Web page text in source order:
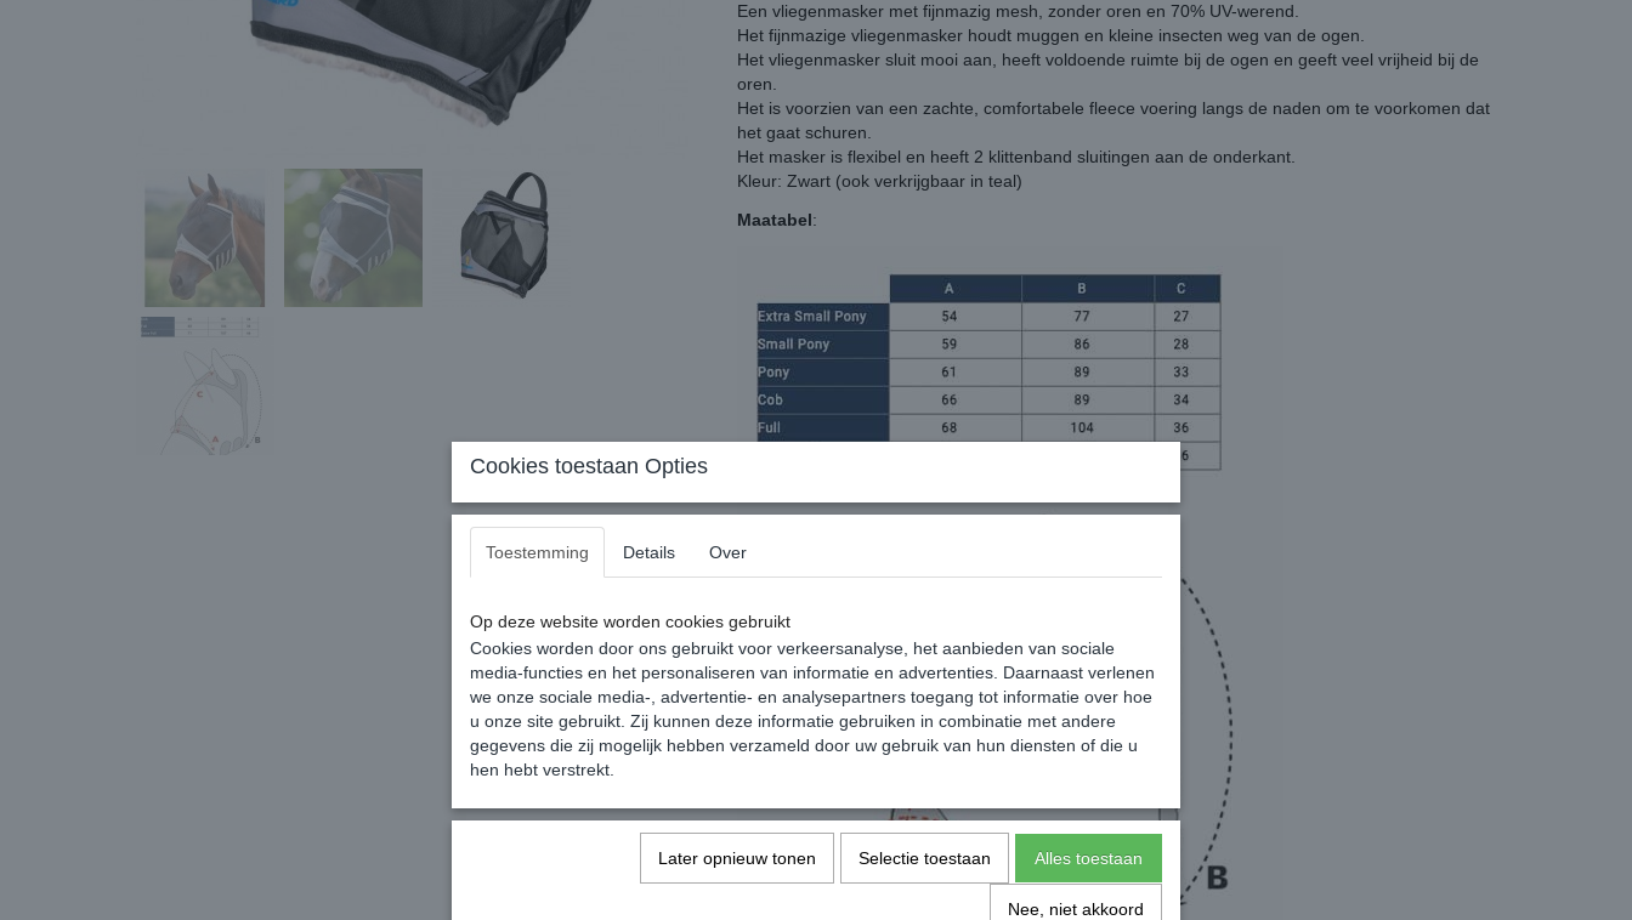
Een vliegenmasker met fijnmazig mesh, zonder oren en 70% UV-werend.
Het fijnmazige vliegenmasker houdt muggen en kleine insecten weg van de ogen.
Het vliegenmasker sluit mooi aan, heeft voldoende ruimte bij de ogen en geeft veel vrijheid bij de
oren.
Het is voorzien van een zachte, comfortabele fleece voering langs de naden om te voorkomen dat
het gaat schuren.
Het masker is flexibel en heeft 2 klittenband sluitingen aan de onderkant.
Kleur: Zwart (ook verkrijgbaar in teal)
Maatabel:
Cookies toestaan Opties
Toestemming Details Over
Op deze website worden cookies gebruikt
Cookies worden door ons gebruikt voor verkeersanalyse, het aanbieden van sociale
media-functies en het personaliseren van informatie en advertenties. Daarnaast verlenen
we onze sociale media-, advertentie- en analysepartners toegang tot informatie over hoe
u onze site gebruikt. Zij kunnen deze informatie gebruiken in combinatie met andere
gegevens die zij mogelijk hebben verzameld door uw gebruik van hun diensten of die u
hen hebt verstrekt.
Later opnieuw tonen Selectie toestaan Alles toestaan
Nee, niet akkoord